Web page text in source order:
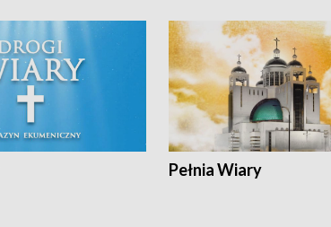
Pełnia Wiary